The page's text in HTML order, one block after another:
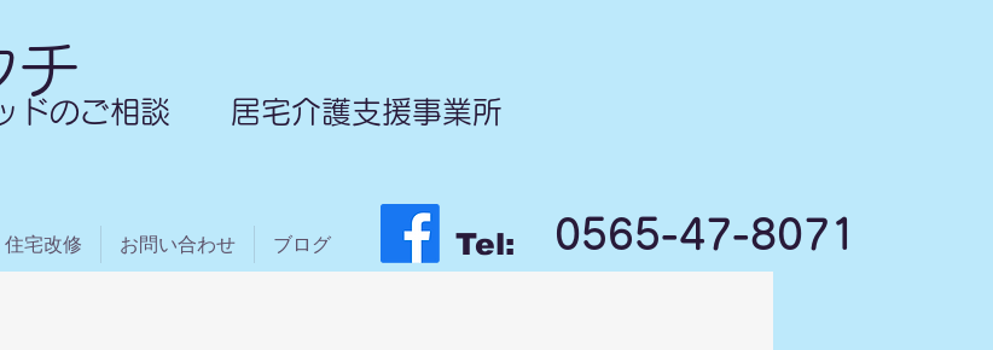
チ
のご相談 居宅介護支援事業所
住宅改修 お問い合わせ ブログ Tel: 0565-47-8071